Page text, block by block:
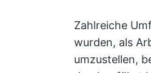
Zahlreiche
wurden, als
umzustellen,